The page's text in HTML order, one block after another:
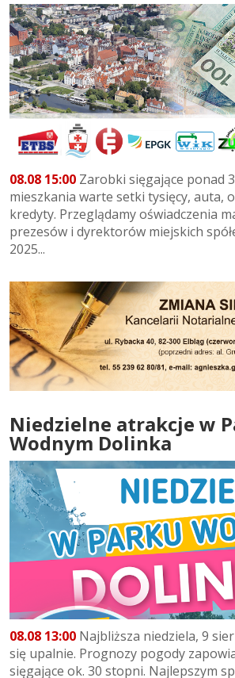
08.08 15:00 Zarobki sięgające ponad
mieszkania warte setki tysięcy, auta,
kredyty. Przeglądamy oświadczenia
prezesów i dyrektorów miejskich
2025...
Niedzielne atrakcje w
Wodnym Dolinka
08.08 13:00 Najbliższa niedziela, 9
się upalnie. Prognozy pogody
sięgające ok. 30 stopni. Najlepszym